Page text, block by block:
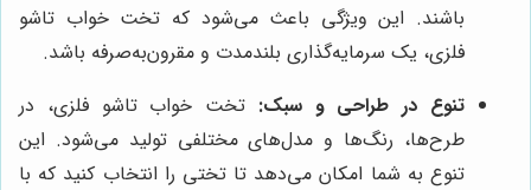
باشند. این ویژگی باعث می‌شود که تخت خواب تاشو
فلزی، یک سرمایه‌گذاری بلندمدت و مقرون‌به‌صرفه باشد.
تنوع در طراحی و سبک: تخت خواب تاشو فلزی، در
طرح‌ها، رنگ‌ها و مدل‌های مختلفی تولید می‌شود. این
تنوع به شما امکان می‌دهد تا تختی را انتخاب کنید که با